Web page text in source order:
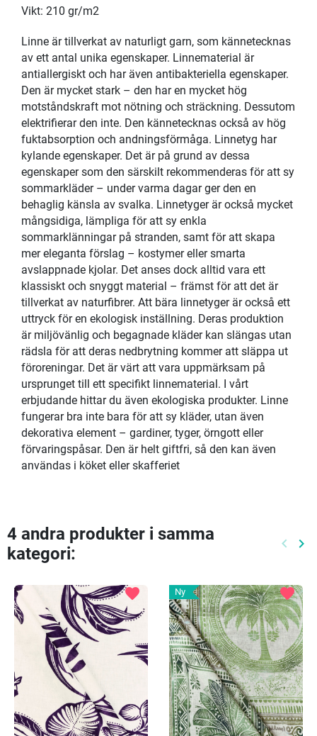
Vikt: 210 gr/m2
Linne är tillverkat av naturligt garn, som kännetecknas
av ett antal unika egenskaper. Linnematerial är
antiallergiskt och har även antibakteriella egenskaper.
Den är mycket stark – den har en mycket hög
motståndskraft mot nötning och sträckning. Dessutom
elektrifierar den inte. Den kännetecknas också av hög
fuktabsorption och andningsförmåga. Linnetyg har
kylande egenskaper. Det är på grund av dessa
egenskaper som den särskilt rekommenderas för att sy
sommarkläder – under varma dagar ger den en
behaglig känsla av svalka. Linnetyger är också mycket
mångsidiga, lämpliga för att sy enkla
sommarklänningar på stranden, samt för att skapa
mer eleganta förslag – kostymer eller smarta
avslappnade kjolar. Det anses dock alltid vara ett
klassiskt och snyggt material – främst för att det är
tillverkat av naturfibrer. Att bära linnetyger är också ett
uttryck för en ekologisk inställning. Deras produktion
är miljövänlig och begagnade kläder kan slängas utan
rädsla för att deras nedbrytning kommer att släppa ut
föroreningar. Det är värt att vara uppmärksam på
ursprunget till ett specifikt linnematerial. I vårt
erbjudande hittar du även ekologiska produkter. Linne
fungerar bra inte bara för att sy kläder, utan även
dekorativa element – gardiner, tyger, örngott eller
förvaringspåsar. Den är helt giftfri, så den kan även
användas i köket eller skafferiet
4 andra produkter i samma
kategori:
keyboard_arrow_left keyboard_arrow_right
favorite Ny favorite